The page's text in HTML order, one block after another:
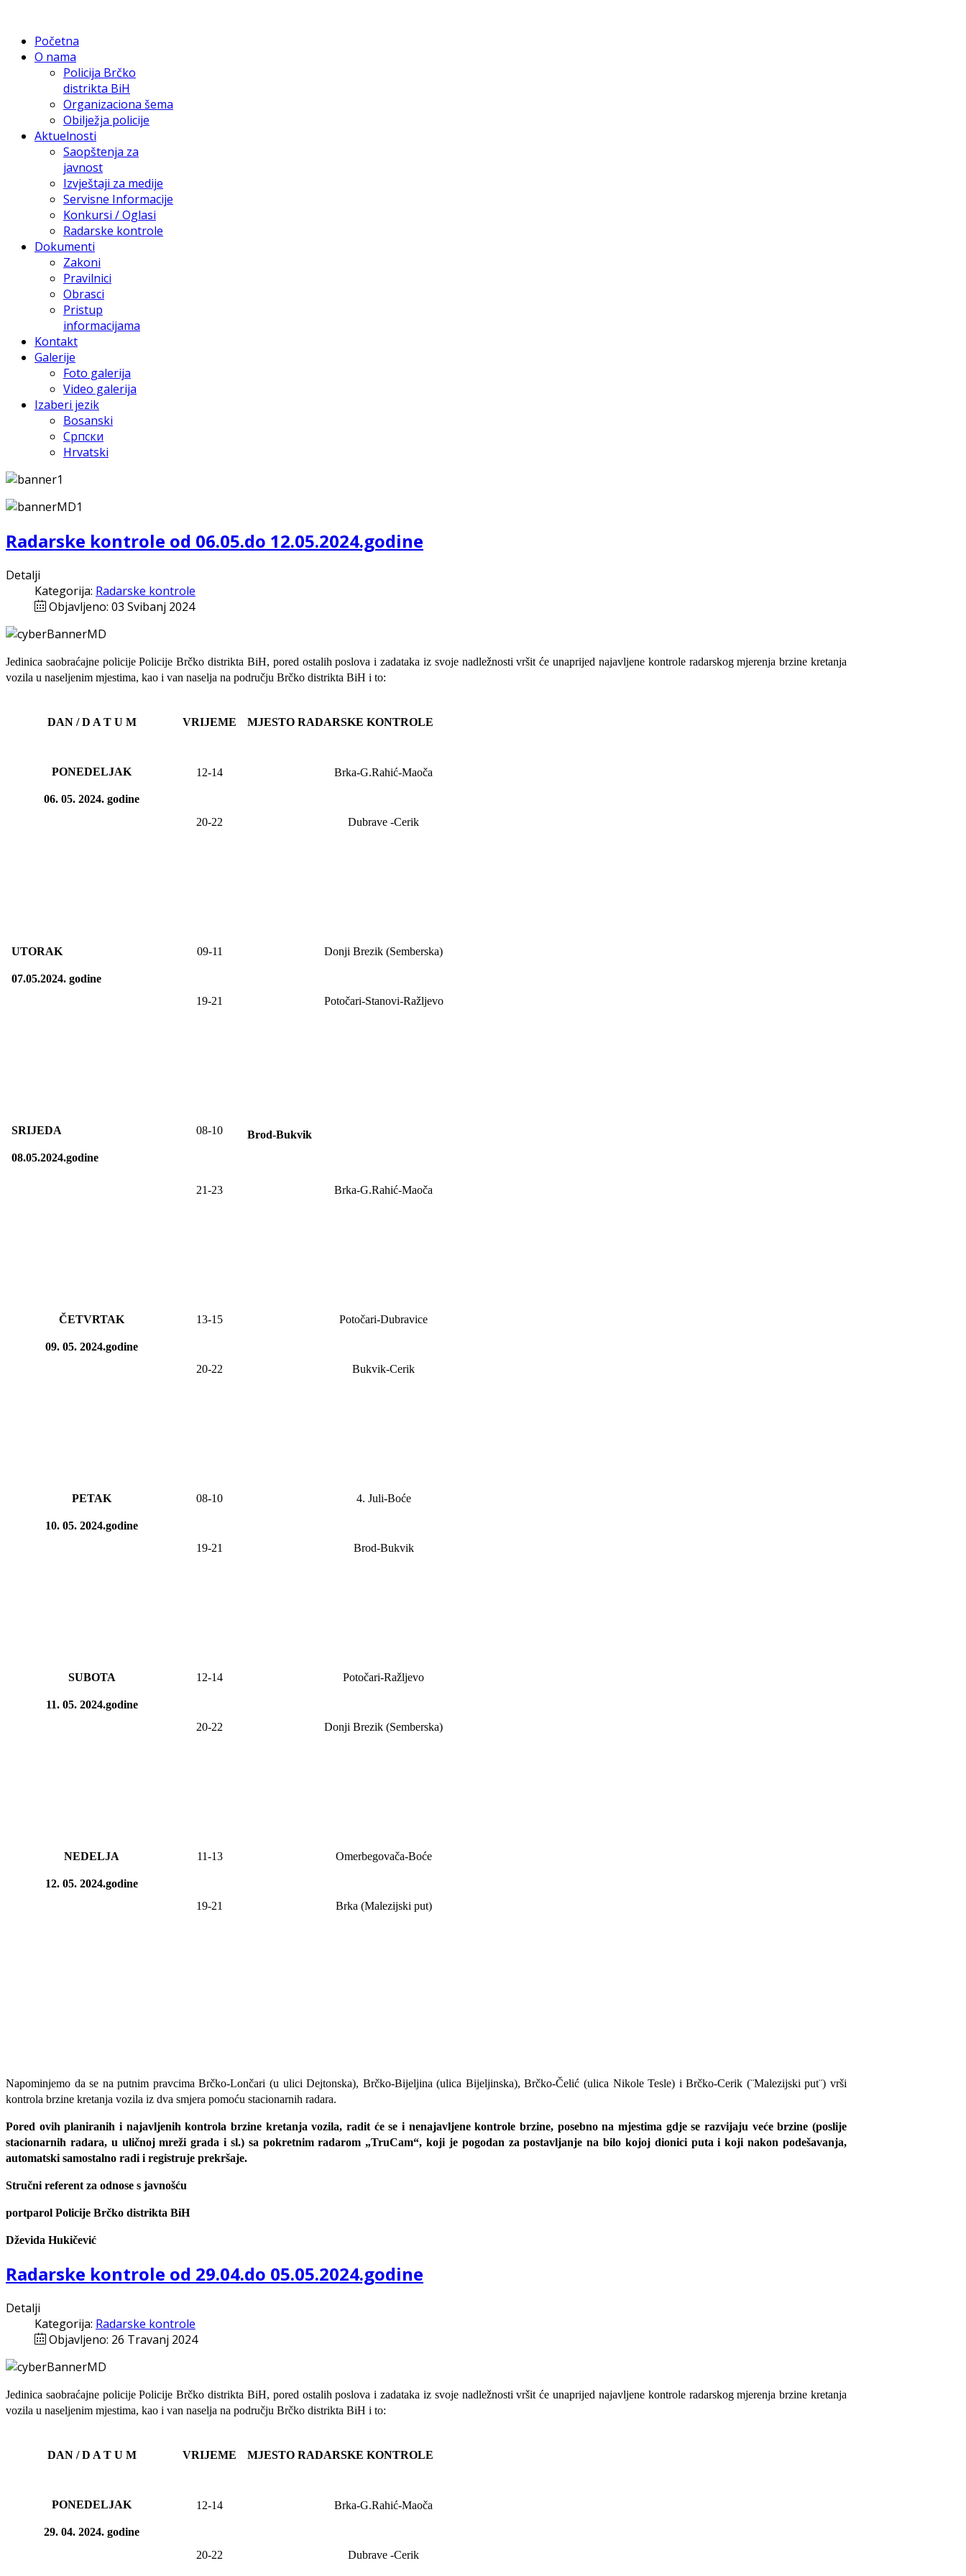
Početna
O nama
Policija Brčko
distrikta BiH
Organizaciona šema
Obilježja policije
Aktuelnosti
Saopštenja za
javnost
Izvještaji za medije
Servisne Informacije
Konkursi / Oglasi
Radarske kontrole
Dokumenti
Zakoni
Pravilnici
Obrasci
Pristup
informacijama
Kontakt
Galerije
Foto galerija
Video galerija
Izaberi jezik
Bosanski
Српски
Hrvatski
Radarske kontrole od 06.05.do 12.05.2024.godine
Detalji
Kategorija: Radarske kontrole
Objavljeno: 03 Svibanj 2024
Jedinica saobraćajne policije Policije Brčko distrikta BiH, pored ostalih poslova i zadataka iz svoje nadležnostivršit će unaprijed najavljenekontrole radarskog mjerenja brzine kretanja
vozila u naseljenim mjestima, kao i van naselja na području Brčko distrikta BiH i to:
DAN / D A T U M VRIJEME MJESTO RADARSKE KONTROLE
PONEDELJAK
06. 05. 2024. godine
12-14 Brka-G.Rahić-Maoča
20-22 Dubrave -Cerik
UTORAK
07.05.2024. godine
09-11 Donji Brezik (Semberska)
19-21 Potočari-Stanovi-Ražljevo
SRIJEDA
08.05.2024.godine
08-10 Brod-Bukvik
21-23 Brka-G.Rahić-Maoča
ČETVRTAK
09. 05. 2024.godine
13-15 Potočari-Dubravice
20-22 Bukvik-Cerik
PETAK
10. 05. 2024.godine
08-10 4. Juli-Boće
19-21 Brod-Bukvik
SUBOTA
11. 05. 2024.godine
12-14 Potočari-Ražljevo
20-22 Donji Brezik (Semberska)
NEDELJA
12. 05. 2024.godine
11-13 Omerbegovača-Boće
19-21 Brka (Malezijski put)
Napominjemo da se na putnim pravcima Brčko-Lončari (u ulici Dejtonska), Brčko-Bijeljina (ulica Bijeljinska), Brčko-Čelić (ulica Nikole Tesle) i Brčko-Cerik (¨Malezijski put¨) vrši
kontrola brzine kretanja vozila iz dva smjera pomoću stacionarnih radara.
Pored ovih planiranih i najavljenih kontrola brzine kretanja vozila, radit će se i nenajavljene kontrole brzine, posebno na mjestima gdje se razvijaju veće brzine (poslije
stacionarnih radara, u uličnoj mreži grada i sl.) sa pokretnim radarom „TruCam“, koji je pogodan za postavljanje na bilo kojoj dionici puta i koji nakon podešavanja,
automatski samostalno radi i registruje prekršaje.
Stručni referent za odnose s javnošću
portparol Policije Brčko distrikta BiH
Dževida Hukičević
Radarske kontrole od 29.04.do 05.05.2024.godine
Detalji
Kategorija: Radarske kontrole
Objavljeno: 26 Travanj 2024
Jedinica saobraćajne policije Policije Brčko distrikta BiH, pored ostalih poslova i zadataka iz svoje nadležnostivršit će unaprijed najavljenekontrole radarskog mjerenja brzine kretanja
vozila u naseljenim mjestima, kao i van naselja na području Brčko distrikta BiH i to:
DAN / D A T U M VRIJEME MJESTO RADARSKE KONTROLE
PONEDELJAK
29. 04. 2024. godine
12-14 Brka-G.Rahić-Maoča
20-22 Dubrave -Cerik